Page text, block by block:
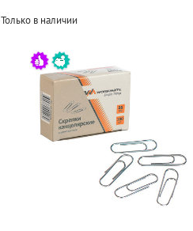
Только в наличии